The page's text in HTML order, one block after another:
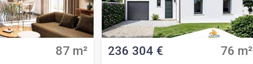
87 m² 236 304 € 76 m²